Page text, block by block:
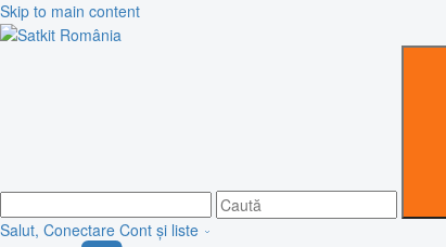
Skip to main content
Salut, Conectare Cont și liste